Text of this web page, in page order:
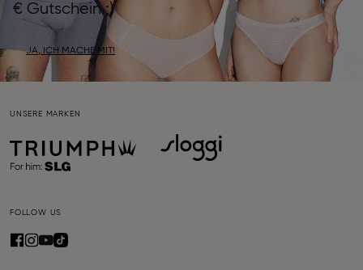
€ Gutschein ;)
JA, ICH MACHE MIT!
UNSERE MARKEN
FOLLOW US